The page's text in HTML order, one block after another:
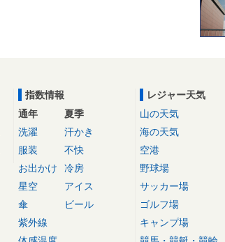
指数情報
通年
洗濯
服装
お出かけ
星空
傘
紫外線
夏季
汗かき
不快
冷房
アイス
ビール
レジャー天気
山の天気
海の天気
空港
野球場
サッカー場
ゴルフ場
キャンプ場